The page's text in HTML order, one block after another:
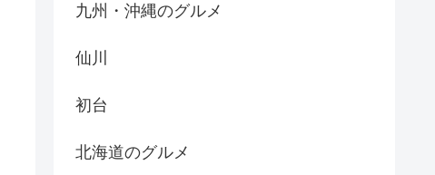
九州・沖縄のグルメ
仙川
初台
北海道のグルメ